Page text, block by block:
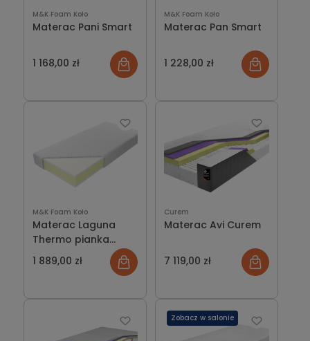
M&K Foam Koło
Materac Pani Smart
1 168,00 zł
M&K Foam Koło
Materac Pan Smart
1 228,00 zł
M&K Foam Koło
Materac Laguna
Thermo pianka
Visco
1 889,00 zł
Curem
Materac Avi Curem
7 119,00 zł
Zobacz w salonie